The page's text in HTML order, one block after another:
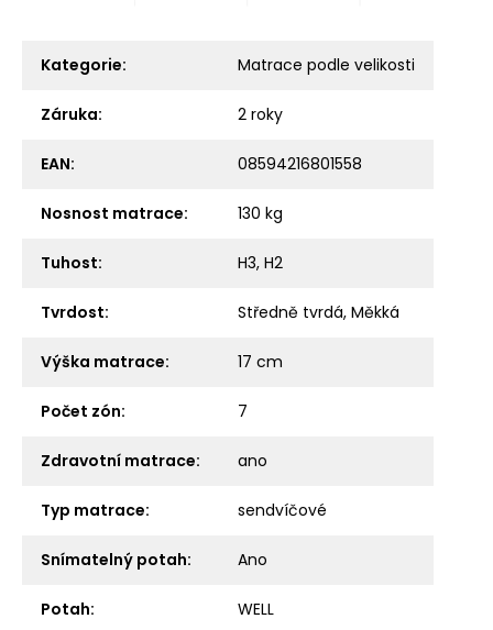
Kategorie: Matrace podle velikosti
Záruka: 2 roky
EAN: 08594216801558
Nosnost matrace: 130 kg
Tuhost: H3, H2
Tvrdost: Středně tvrdá, Měkká
Výška matrace: 17 cm
Počet zón: 7
Zdravotní matrace: ano
Typ matrace: sendvíčové
Snímatelný potah: Ano
Potah: WELL